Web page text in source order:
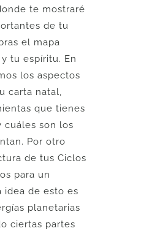
te mostraré
de tu
el mapa
tu espíritu. En
los aspectos
carta natal,
que tienes
cuáles son los
Por otro
de tus Ciclos
para un
idea de esto es
planetarias
ciertas partes